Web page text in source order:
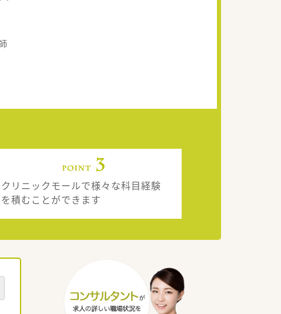
クリニックモールで様々な科目経験
を積むことができます